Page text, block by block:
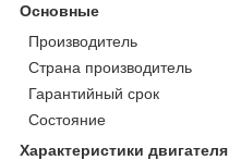
Основные
Производитель
Страна производитель
Гарантийный срок
Состояние
Характеристики двигателя